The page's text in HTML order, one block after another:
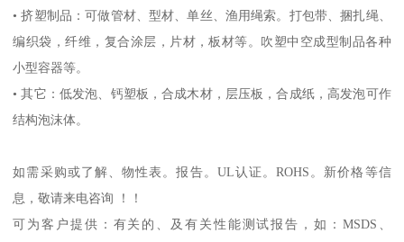
•挤塑制品：可做管材、型材、单丝、渔用绳索。打包带、捆扎绳、
编织袋，纤维，复合涂层，片材，板材等。吹塑中空成型制品各种
小型容器等。
•其它：低发泡、钙塑板，合成木材，层压板，合成纸，高发泡可作
结构泡沫体。
如需采购或了解、物性表。报告。 UL认证。ROHS 。新价格等信
息，敬请来电咨询 ！！
可为客户提供：有关的、及有关性能测试报告，如： MSDS